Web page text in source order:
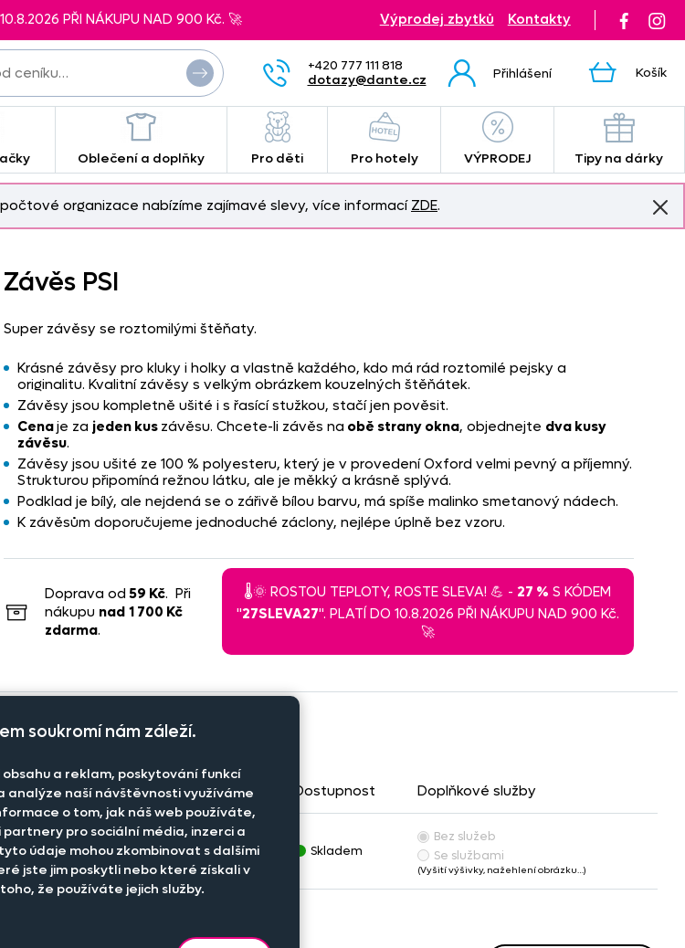
+420 777 111 818
dotazy@dante.cz
Přihlášení Košík
PŘI NÁKUPU NAD 900 Kč. 🚀 Výprodej zbytků Kontakty
Oblečení a doplňky Pro děti Pro hotely VÝPRODEJ Tipy na dárky
organizace nabízíme zajímavé slevy, více informací ZDE.
Závěs PSI
Super závěsy se roztomilými štěňaty.
Krásné závěsy pro kluky i holky a vlastně každého, kdo má rád roztomilé pejsky a
originalitu. Kvalitní závěsy s velkým obrázkem kouzelných štěňátek.
Závěsy jsou kompletně ušité i s řasící stužkou, stačí jen pověsit.
Cenaje za jeden kus závěsu. Chcete-li závěs na obě strany okna, objednejte dva kusy
závěsu.
Závěsy jsou ušité ze 100 % polyesteru, který je v provedení Oxford velmi pevný a příjemný.
Strukturou připomíná režnou látku, ale je měkký a krásně splývá.
Podklad je bílý, ale nejdená se o zářivě bílou barvu, má spíše malinko smetanový nádech.
K závěsům doporučujeme jednoduché záclony, nejlépe úplně bez vzoru.
Doprava od 59 Kč. Při
nákupu nad 1 700 Kč
zdarma.
🌡️🌞 ROSTOU TEPLOTY, ROSTE SLEVA! 💪 -27 % S KÓDEM
"27SLEVA27". PLATÍ DO 10.8.2026 PŘI NÁKUPU NAD 900 Kč.
🚀
Cena na eshopu Dostupnost Doplňkové služby
ks + 949 Kč Skladem
Bez služeb
Se službami
(Vyšití výšivky, nažehlení obrázku…)
soukromí nám záleží.
obsahu a reklam, poskytování funkcí
analýze naší návštěvnosti využíváme
o tom, jak náš web používáte,
partnery pro sociální média, inzerci a
údaje mohou zkombinovat s dalšími
jste jim poskytli nebo které získali v
že používáte jejich služby.